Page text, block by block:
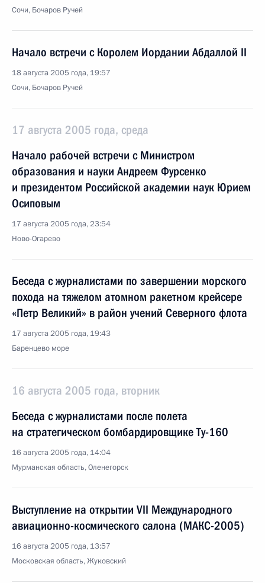
Сочи, Бочаров Ручей
Начало встречи с Королем Иордании Абдаллой II
18 августа 2005 года, 19:57
Сочи, Бочаров Ручей
17 августа 2005 года, среда
Начало рабочей встречи с Министром
образования и науки Андреем Фурсенко
и президентом Российской академии наук Юрием
Осиповым
17 августа 2005 года, 23:54
Ново-Огарево
Беседа с журналистами по завершении морского
похода на тяжелом атомном ракетном крейсере
«Петр Великий» в район учений Северного флота
17 августа 2005 года, 19:43
Баренцево море
16 августа 2005 года, вторник
Беседа с журналистами после полета
на стратегическом бомбардировщике Ту-160
16 августа 2005 года, 14:04
Мурманская область, Оленегорск
Выступление на открытии VII Международного
авиационно-космического салона (МАКС-2005)
16 августа 2005 года, 13:57
Московская область, Жуковский